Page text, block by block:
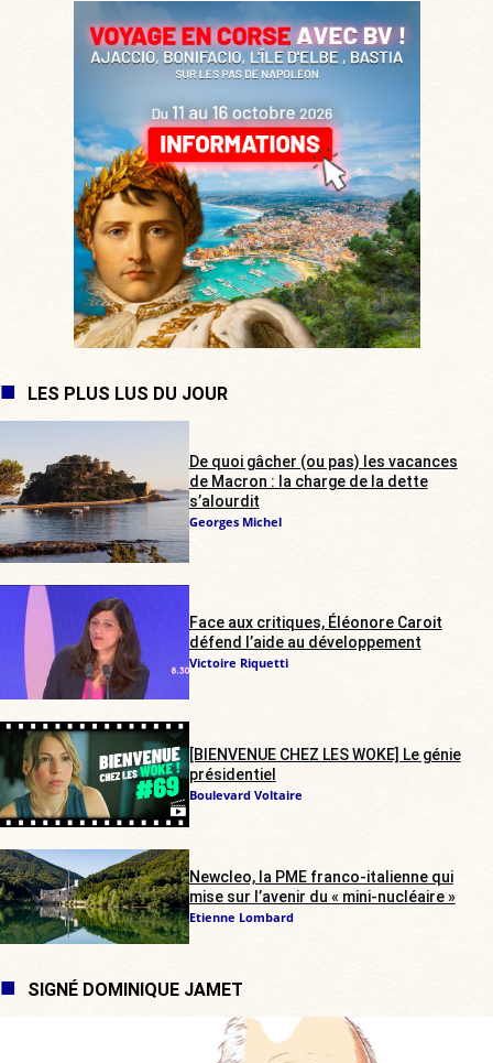
LES PLUS LUS DU JOUR
De quoi gâcher (ou pas) les vacances
de Macron : la charge de la dette
s’alourdit
Georges Michel
Face aux critiques, Éléonore Caroit
défend l’aide au développement
Victoire Riquetti
[BIENVENUE CHEZ LES WOKE] Le génie
présidentiel
Boulevard Voltaire
Newcleo, la PME franco-italienne qui
mise sur l’avenir du « mini-nucléaire »
Etienne Lombard
SIGNÉ DOMINIQUE JAMET